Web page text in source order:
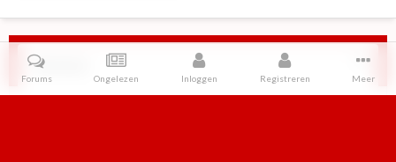
Reviews
Forums Ongelezen Inloggen Registreren Meer